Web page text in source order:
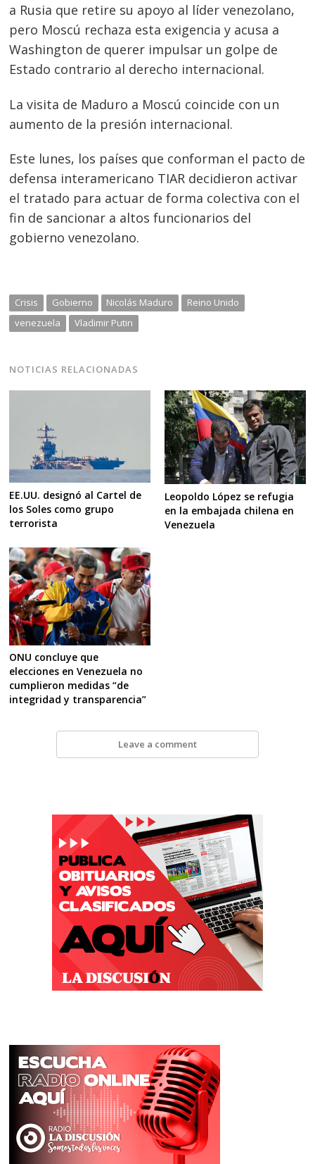
a Rusia que retire su apoyo al líder venezolano,
pero Moscú rechaza esta exigencia y acusa a
Washington de querer impulsar un golpe de
Estado contrario al derecho internacional.
La visita de Maduro a Moscú coincide con un
aumento de la presión internacional.
Este lunes, los países que conforman el pacto de
defensa interamericano TIAR decidieron activar
el tratado para actuar de forma colectiva con el
fin de sancionar a altos funcionarios del
gobierno venezolano.
Crisis Gobierno Nicolás Maduro
Reino Unido
venezuela
Vladimir Putin
NOTICIAS RELACIONADAS
EE.UU. designó al Cartel de
los Soles como grupo
terrorista
Leopoldo López se refugia
en la embajada chilena en
Venezuela
ONU concluye que
elecciones en Venezuela no
cumplieron medidas “de
integridad y transparencia”
Leave a comment